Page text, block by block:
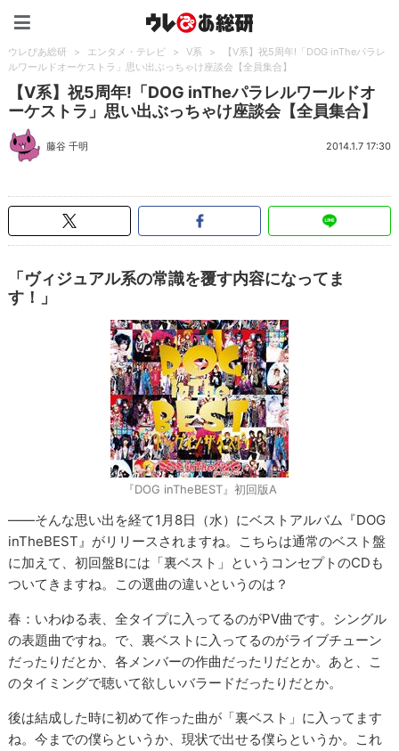
ウレぴあ総研 > エンタメ・テレビ > V系 >
【V系】祝5周年!「DOG inTheパラレ
ルワールドオーケストラ」思い出ぶっちゃけ座談会【全員集合】
【V系】祝5周年!「DOG inTheパラレルワールドオ
ーケストラ」思い出ぶっちゃけ座談会【全員集合】
藤谷 千明 2014.1.7 17:30
「ヴィジュアル系の常識を覆す内容になってま
す！」
『DOG inTheBEST』初回版A
――そんな思い出を経て1月8日（水）にベストアルバム『DOG
inTheBEST』がリリースされますね。こちらは通常のベスト盤
に加えて、初回盤Bには「裏ベスト」というコンセプトのCDも
ついてきますね。この選曲の違いというのは？
春：いわゆる表、全タイプに入ってるのがPV曲です。シングル
の表題曲ですね。で、裏ベストに入ってるのがライブチューン
だったりだとか、各メンバーの作曲だったリだとか。あと、こ
のタイミングで聴いて欲しいバラードだったりだとか。
後は結成した時に初めて作った曲が「裏ベスト」に入ってます
ね。今までの僕らというか、現状で出せる僕らというか。これ